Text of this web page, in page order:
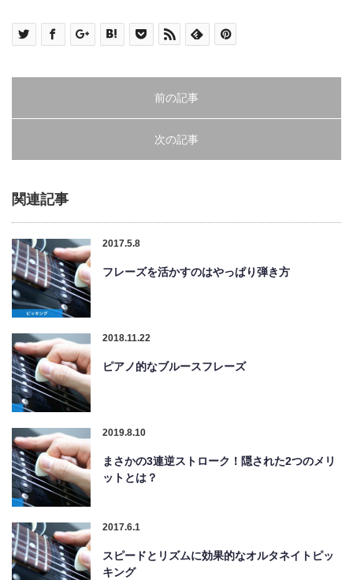
前の記事
次の記事
関連記事
2017.5.8
フレーズを活かすのはやっぱり弾き方
2018.11.22
ピアノ的なブルースフレーズ
2019.8.10
まさかの3連逆ストローク！隠された2つのメリ
ットとは？
2017.6.1
スピードとリズムに効果的なオルタネイトピッ
キング